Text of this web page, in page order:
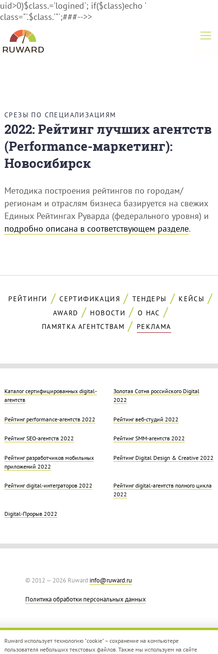
uid>0)$class.='logined'; if($class)echo '
class="'.$class.'"';###-->>
СРЕЗЫ ПО СПЕЦИАЛИЗАЦИЯМ
2022: Рейтинг лучших агентств
(Performance-маркетинг):
Новосибирск
Методика построения рейтингов по городам/
регионам и отраслям бизнеса базируется на свежих
Единых Рейтингах Руварда (федерального уровня) и
подробно описана в соответствующем разделе.
РЕЙТИНГИ СЕРТИФИКАЦИЯ ТЕНДЕРЫ
КЕЙСЫ
AWARD
НОВОСТИ
О НАС
ПАМЯТКА АГЕНТСТВАМ
РЕКЛАМА
Каталог сертифицированных digital-
агентств
Золотая Cотня российского Digital
2022
Рейтинг performance-агентств 2022 Рейтинг веб-студий 2022
Рейтинг SEO-агентств 2022 Рейтинг SMM-агентств 2022
Рейтинг разработчиков мобильных
приложений 2022
Рейтинг Digital Design & Creative 2022
Рейтинг digital-интеграторов 2022
Рейтинг digital-агентств полного цикла
2022
Digital-Прорыв 2022
© 2012 — 2026 Ruward info@ruward.ru
Политика обработки персональных данных
Ruward использует технологию "cookie" – сохранение на компьютере
пользователя небольших текстовых файлов. Также мы используем на сайте